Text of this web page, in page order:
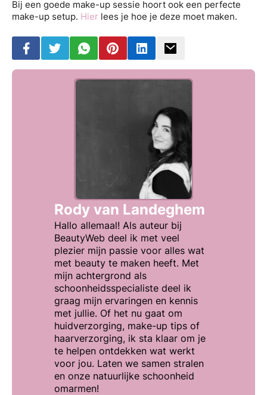
Bij een goede make-up sessie hoort ook een perfecte
make-up setup. Hier lees je hoe je deze moet maken.
Rody van Landeghem
Hallo allemaal! Als auteur bij
BeautyWeb deel ik met veel
plezier mijn passie voor alles wat
met beauty te maken heeft. Met
mijn achtergrond als
schoonheidsspecialiste deel ik
graag mijn ervaringen en kennis
met jullie. Of het nu gaat om
huidverzorging, make-up tips of
haarverzorging, ik sta klaar om je
te helpen ontdekken wat werkt
voor jou. Laten we samen stralen
en onze natuurlijke schoonheid
omarmen!